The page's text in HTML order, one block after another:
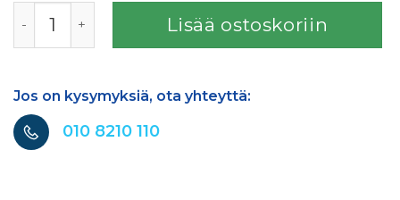
Lisää ostoskoriin
Jos on kysymyksiä, ota yhteyttä:
010 8210 110